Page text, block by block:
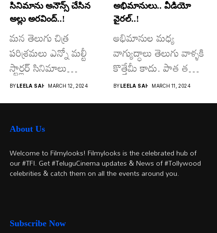
సినిమాను అనౌన్స్ చేసిన
అల్లు అరవింద్..!
మన తెలుగు చిత్ర
పరిశ్రమలు ఎన్నో మల్టీ
స్టార్లర్ సినిమాలు
వచ్చాయి.. కొన్ని సినిమాలు
అయితే...
BYLEELA SAI MARCH 12, 2024
అభిమానులు.. వీడియో
వైరల్..!
అభిమానుల మధ్య
వాగ్యుద్ధాలు తెలుగు వాళ్ళకి
కొత్తేమీ కాదు. పాత తరం
నటుల నుంచి నేటి...
BYLEELA SAI MARCH 11, 2024
About Us
Welcome to Filmylooks! Filmylooks is the celebrated hub of
our #TFI. Get #TeluguCinema updates & News of #Tollywood
celebrities & catch them on all the events around you.
Subscribe Now